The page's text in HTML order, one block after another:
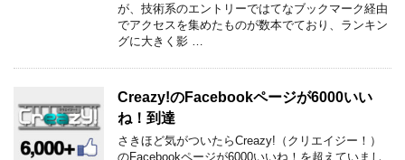
が、技術系のエントリーではてなブックマーク経由
でアクセスを集めたものが数本でており、ランキン
グに大きく影 …
Creazy!のFacebookページが6000いい
ね！到達
さきほど気がついたらCreazy!（クリエイジー！）
のFacebookページが6000いいね！を超えていまし